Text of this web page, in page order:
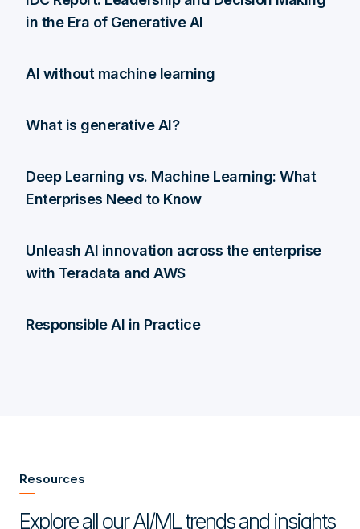
in the Era of Generative AI
AI without machine learning
What is generative AI?
Deep Learning vs. Machine Learning: What
Enterprises Need to Know
Unleash AI innovation across the enterprise
with Teradata and AWS
Responsible AI in Practice
Resources
Explore all our AI/ML trends and insights